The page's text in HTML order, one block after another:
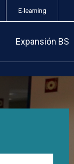
E-learning
Expansión BS